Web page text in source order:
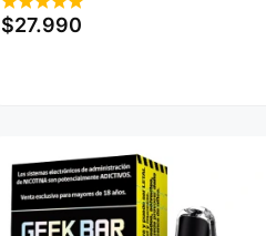
$27.990